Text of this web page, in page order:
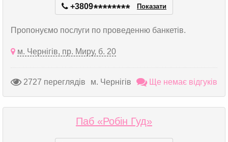
+3809******** Показати
Пропонуємо послуги по проведенню банкетів.
м. Чернігів, пр. Миру, б. 20
2727 переглядів м. Чернігів Ще немає відгуків
Паб «Робін Гуд»